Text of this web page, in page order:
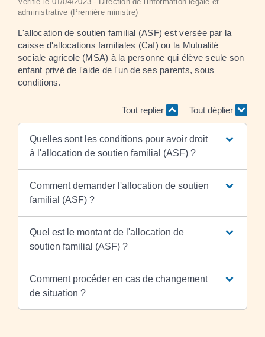
administrative (Première ministre)
L'allocation de soutien familial (ASF) est versée par la
caisse d'allocations familiales (Caf) ou la Mutualité
sociale agricole (MSA) à la personne qui élève seule son
enfant privé de l'aide de l'un de ses parents, sous
conditions.
Tout replier Tout déplier
Quelles sont les conditions pour avoir droit
à l'allocation de soutien familial (ASF) ?
Comment demander l'allocation de soutien
familial (ASF) ?
Quel est le montant de l'allocation de
soutien familial (ASF) ?
Comment procéder en cas de changement
de situation ?